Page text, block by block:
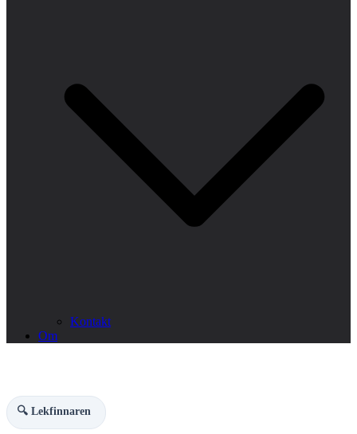
Kontakt
Om
🔍 Lekfinnaren